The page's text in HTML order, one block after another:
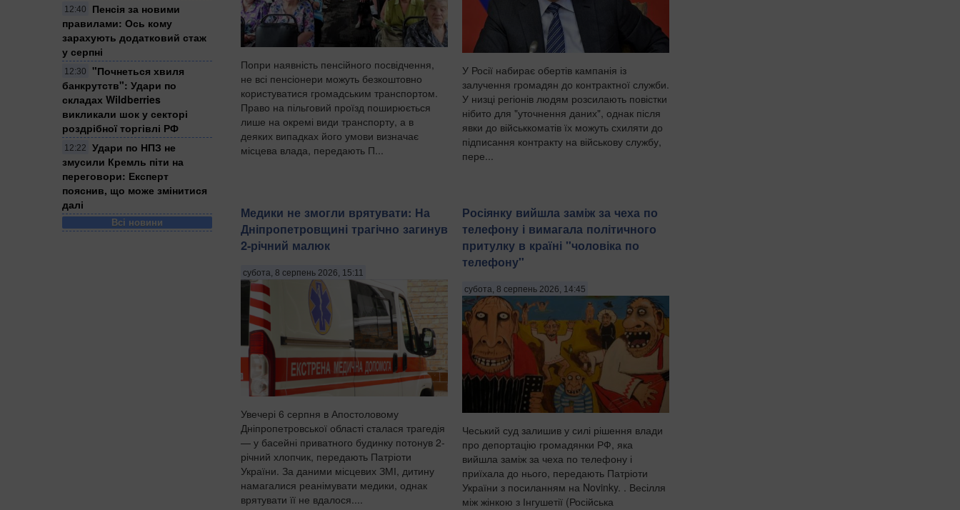
12:40
Пенсія за новими
правилами: Ось кому
зарахують додатковий стаж
у серпні
12:30
"Почнеться хвиля
банкрутств": Удари по
складах Wildberries
викликали шок у секторі
роздрібної торгівлі РФ
12:22
Удари по НПЗ не
змусили Кремль піти на
переговори: Експерт
пояснив, що може змінитися
далі
Всі новини
Попри наявність пенсійного посвідчення,
не всі пенсіонери можуть безкоштовно
користуватися громадським транспортом.
Право на пільговий проїзд поширюється
лише на окремі види транспорту, а в
деяких випадках його умови визначає
місцева влада, передають П...
У Росії набирає обертів кампанія із
залучення громадян до контрактної служби.
У низці регіонів людям розсилають повістки
нібито для "уточнення даних", однак після
явки до військкоматів їх можуть схиляти до
підписання контракту на військову службу,
пере...
Медики не змогли врятувати: На
Дніпропетровщині трагічно загинув
2-річний малюк
субота, 8 серпень 2026, 15:11
Увечері 6 серпня в Апостоловому
Дніпропетровської області сталася трагедія
— у басейні приватного будинку потонув 2-
річний хлопчик, передають Патріоти
України. За даними місцевих ЗМІ, дитину
намагалися реанімувати медики, однак
врятувати її не вдалося....
Росіянку вийшла заміж за чеха по
телефону і вимагала політичного
притулку в країні "чоловіка по
телефону"
субота, 8 серпень 2026, 14:45
Чеський суд залишив у силі рішення влади
про депортацію громадянки РФ, яка
вийшла заміж за чеха по телефону і
приїхала до нього, передають Патріоти
України з посиланням на Novinky. . Весілля
між жінкою з Інгушетії (Російська